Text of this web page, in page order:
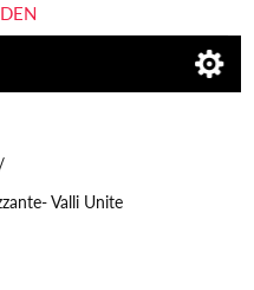
/
Valli Unite